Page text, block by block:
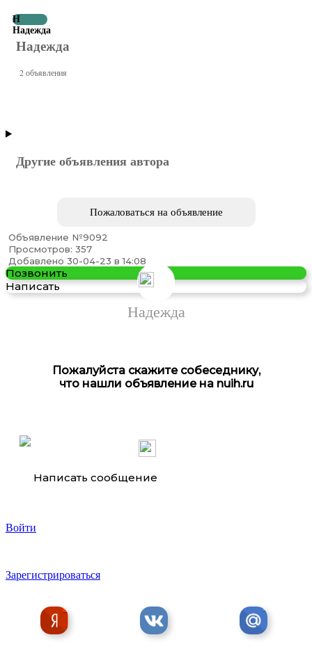
Н
Надежда
Надежда
2 объявления
Другие объявления автора
Пожаловаться на объявление
Объявление №9092
Просмотров: 357
Добавлено 30-04-23 в 14:08
Позвонить
Написать
Надежда
Пожалуйста скажите собеседнику,
что нашли объявление на nuih.ru
Написать сообщение
Войти
Зарегистрироваться